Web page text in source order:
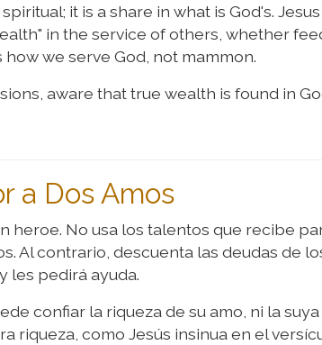
it is a share in what is God's. Jesus
in the service of others, whether
we serve God, not mammon.
aware that true wealth is found in
a Dos Amos
heroe. No usa los talentos que recibe
Al contrario, descuenta las deudas de
les pedirá ayuda.
confiar la riqueza de su amo, ni la suya
riqueza, como Jesús insinua en el